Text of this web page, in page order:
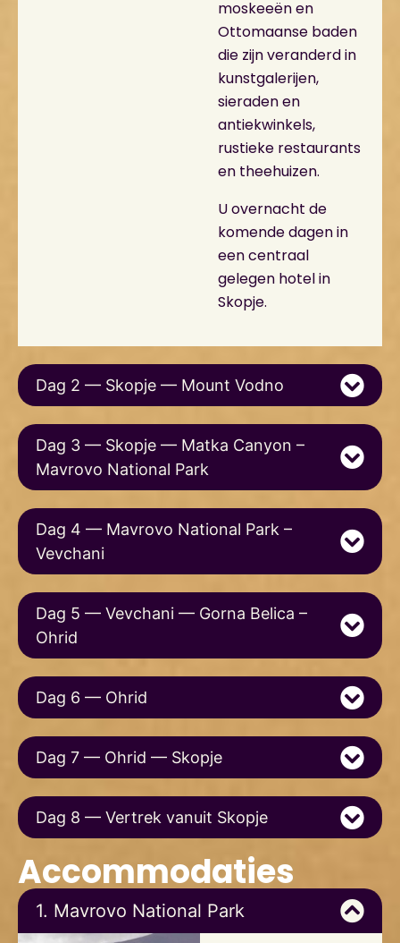
moskeeën en
Ottomaanse baden
die zijn veranderd in
kunstgalerijen,
sieraden en
antiekwinkels,
rustieke restaurants
en theehuizen.
U overnacht de
komende dagen in
een centraal
gelegen hotel in
Skopje.
Dag 2 — Skopje — Mount Vodno
Dag 3 — Skopje — Matka Canyon –
Mavrovo National Park
Dag 4 — Mavrovo National Park –
Vevchani
Dag 5 — Vevchani — Gorna Belica –
Ohrid
Dag 6 — Ohrid
Dag 7 — Ohrid — Skopje
Dag 8 — Vertrek vanuit Skopje
Accommodaties
1. Mavrovo National Park